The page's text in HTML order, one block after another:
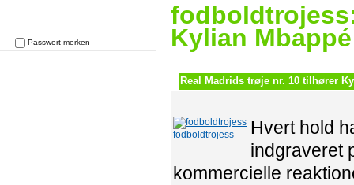
Passwort merken
Kylian Mbappé
Real Madrids trøje nr. 10 tilhører
fodboldtrojess
Hvert hold
indgraveret
kommercielle